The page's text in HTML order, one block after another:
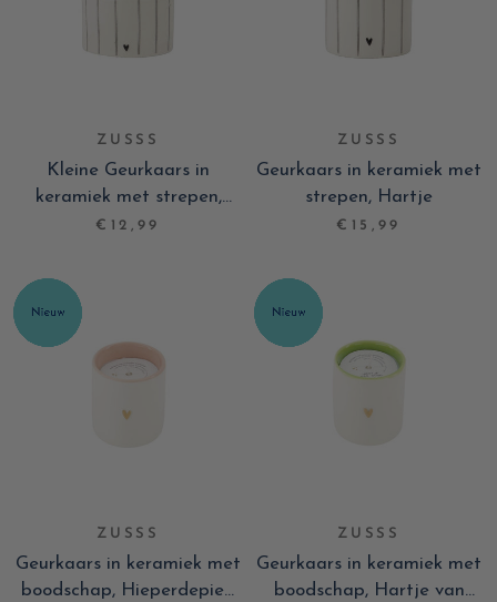
ZUSSS
Kleine Geurkaars in
keramiek met strepen,
Hartje
€12,99
ZUSSS
Geurkaars in keramiek met
strepen, Hartje
€15,99
ZUSSS
Geurkaars in keramiek met
boodschap, Hieperdepiep
ZUSSS
Geurkaars in keramiek met
boodschap, Hartje van